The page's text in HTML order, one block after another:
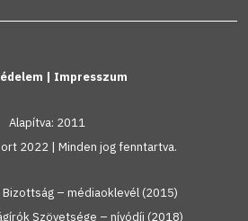
| Impresszum
Alapítva: 2011
2022 | Minden jog fenntartva.
Bizottság – médiaoklevél (2015)
Szövetsége – nívódíj (2018)